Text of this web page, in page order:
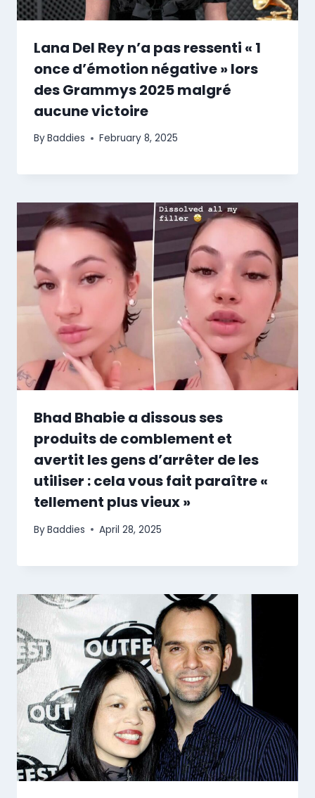
Lana Del Rey n’a pas ressenti « 1
once d’émotion négative » lors
des Grammys 2025 malgré
aucune victoire
ByBaddies February 8, 2025
Bhad Bhabie a dissous ses
produits de comblement et
avertit les gens d’arrêter de les
utiliser : cela vous fait paraître «
tellement plus vieux »
ByBaddies April 28, 2025